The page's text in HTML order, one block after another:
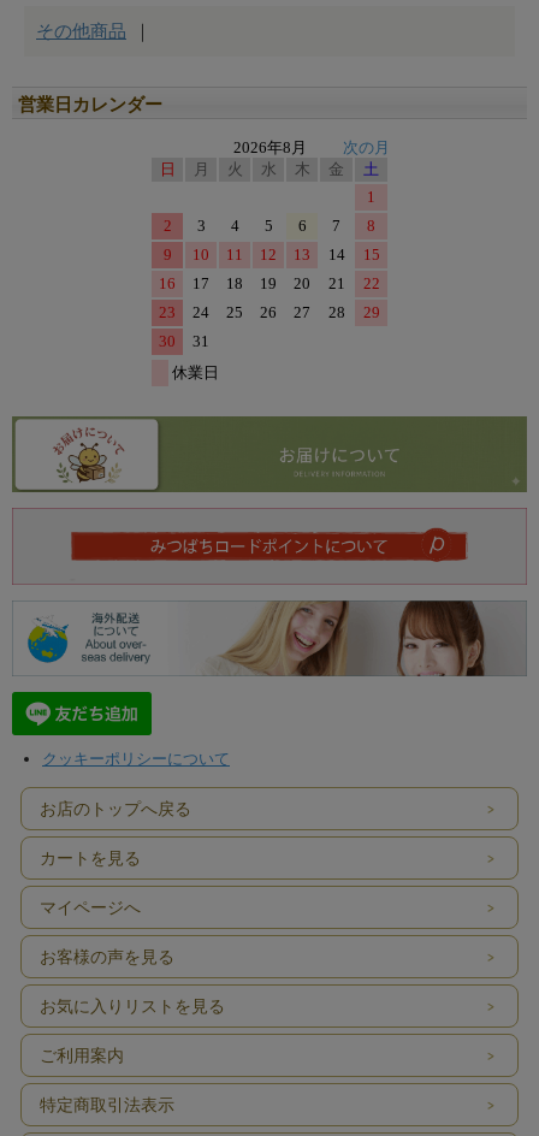
営業日カレンダー
クッキーポリシーについて
お店のトップへ戻る
カートを見る
マイページへ
お客様の声を見る
お気に入りリストを見る
ご利用案内
特定商取引法表示